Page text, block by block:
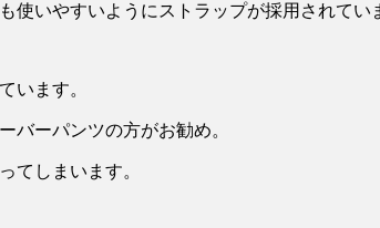
いやすいようにストラップが採用されてい
います。
バーパンツの方がお勧め。
てしまいます。